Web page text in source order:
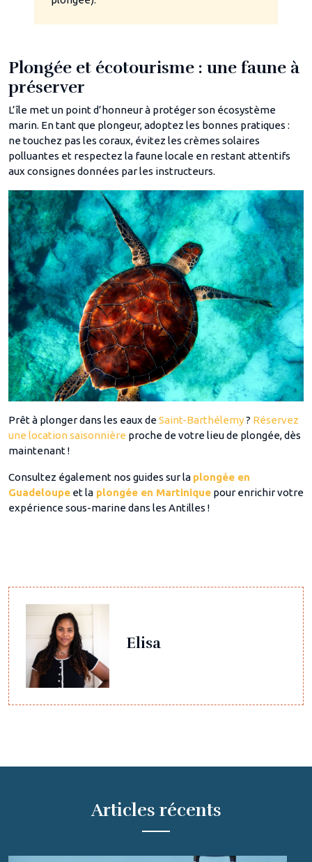
Plongée et écotourisme : une faune à
préserver
L’île met un point d’honneur à protéger son écosystème
marin. En tant que plongeur, adoptez les bonnes pratiques :
ne touchez pas les coraux, évitez les crèmes solaires
polluantes et respectez la faune locale en restant attentifs
aux consignes données par les instructeurs.
Prêt à plonger dans les eaux deSaint-Barthélemy? Réservez
une location saisonnière proche de votre lieu de plongée, dès
maintenant !
Consultez également nos guides sur la plongée en
Guadeloupe et la plongée en Martinique pour enrichir votre
expérience sous-marine dans les Antilles !
Elisa
Articles récents